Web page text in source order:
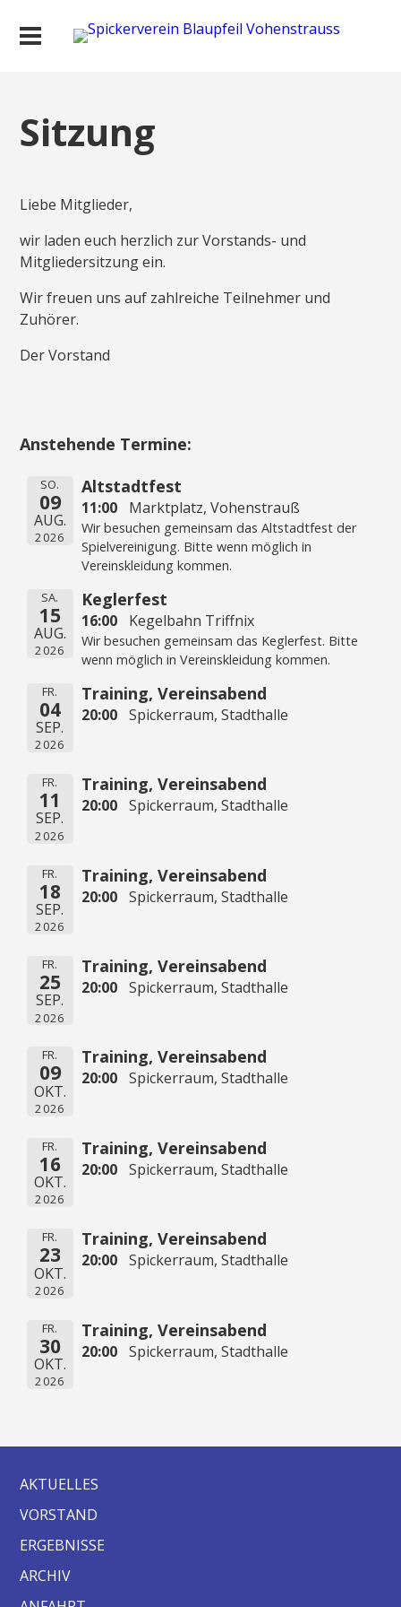
Sitzung
Liebe Mitglieder,
wir laden euch herzlich zur Vorstands- und
Mitgliedersitzung ein.
Wir freuen uns auf zahlreiche Teilnehmer und
Zuhörer.
Der Vorstand
Anstehende Termine:
SO.
09
AUG.
2026
Altstadtfest
11:00 Marktplatz, Vohenstrauß
Wir besuchen gemeinsam das Altstadtfest der
Spielvereinigung. Bitte wenn möglich in
Vereinskleidung kommen.
SA.
15
AUG.
2026
Keglerfest
16:00 Kegelbahn Triffnix
Wir besuchen gemeinsam das Keglerfest. Bitte
wenn möglich in Vereinskleidung kommen.
FR.
04
SEP.
2026
Training, Vereinsabend
20:00 Spickerraum, Stadthalle
FR.
11
SEP.
2026
Training, Vereinsabend
20:00 Spickerraum, Stadthalle
FR.
18
SEP.
2026
Training, Vereinsabend
20:00 Spickerraum, Stadthalle
FR.
25
SEP.
2026
Training, Vereinsabend
20:00 Spickerraum, Stadthalle
FR.
09
OKT.
2026
Training, Vereinsabend
20:00 Spickerraum, Stadthalle
FR.
16
OKT.
2026
Training, Vereinsabend
20:00 Spickerraum, Stadthalle
FR.
23
OKT.
2026
Training, Vereinsabend
20:00 Spickerraum, Stadthalle
FR.
30
OKT.
2026
Training, Vereinsabend
20:00 Spickerraum, Stadthalle
AKTUELLES
VORSTAND
ERGEBNISSE
ARCHIV